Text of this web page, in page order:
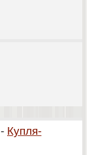
- Купля-